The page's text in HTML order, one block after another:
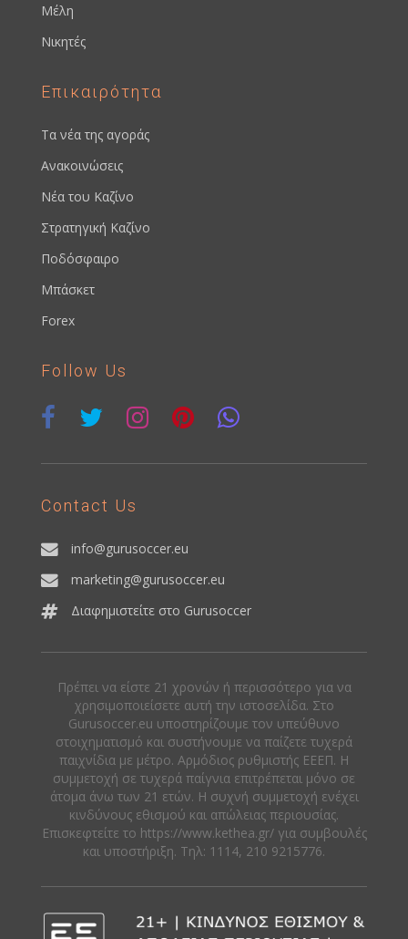
Μέλη
Νικητές
Επικαιρότητα
Τα νέα της αγοράς
Ανακοινώσεις
Νέα του Καζίνο
Στρατηγική Καζίνο
Ποδόσφαιρο
Μπάσκετ
Forex
Follow Us
Contact Us
info@gurusoccer.eu
marketing@gurusoccer.eu
Διαφημιστείτε στο Gurusoccer
Πρέπει να είστε 21 χρονών ή περισσότερο για να
χρησιμοποιείσετε αυτή την ιστοσελίδα. Στο
Gurusoccer.eu υποστηρίζουμε τον υπεύθυνο
στοιχηματισμό και συστήνουμε να παίζετε τυχερά
παιχνίδια με μέτρο. Αρμόδιος ρυθμιστής ΕΕΕΠ. Η
συμμετοχή σε τυχερά παίγνια επιτρέπεται μόνο σε
άτομα άνω των 21 ετών. Η συχνή συμμετοχή ενέχει
κινδύνους εθισμού και απώλειας περιουσίας.
Eπισκεφτείτε το https://www.kethea.gr/ για συμβουλές
και υποστήριξη. Tηλ: 1114, 210 9215776.